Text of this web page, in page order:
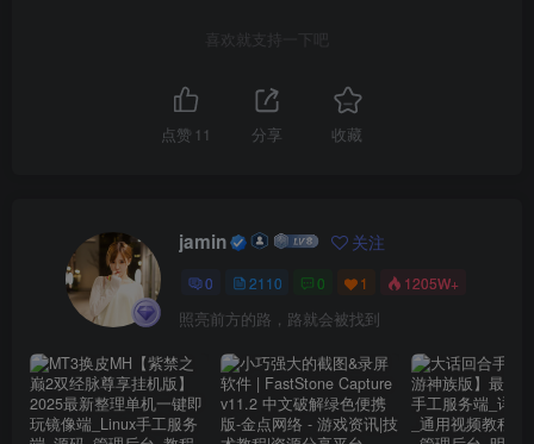
喜欢就支持一下吧
点赞 11 分享 收藏
jamin 关注
0 2110 0 1 1205W+
照亮前方的路，路就会被找到